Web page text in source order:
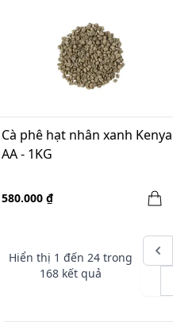
Cà phê hạt nhân xanh Kenya
AA - 1KG
580.000 ₫
Hiển thị 1 đến 24trong
168kết quả